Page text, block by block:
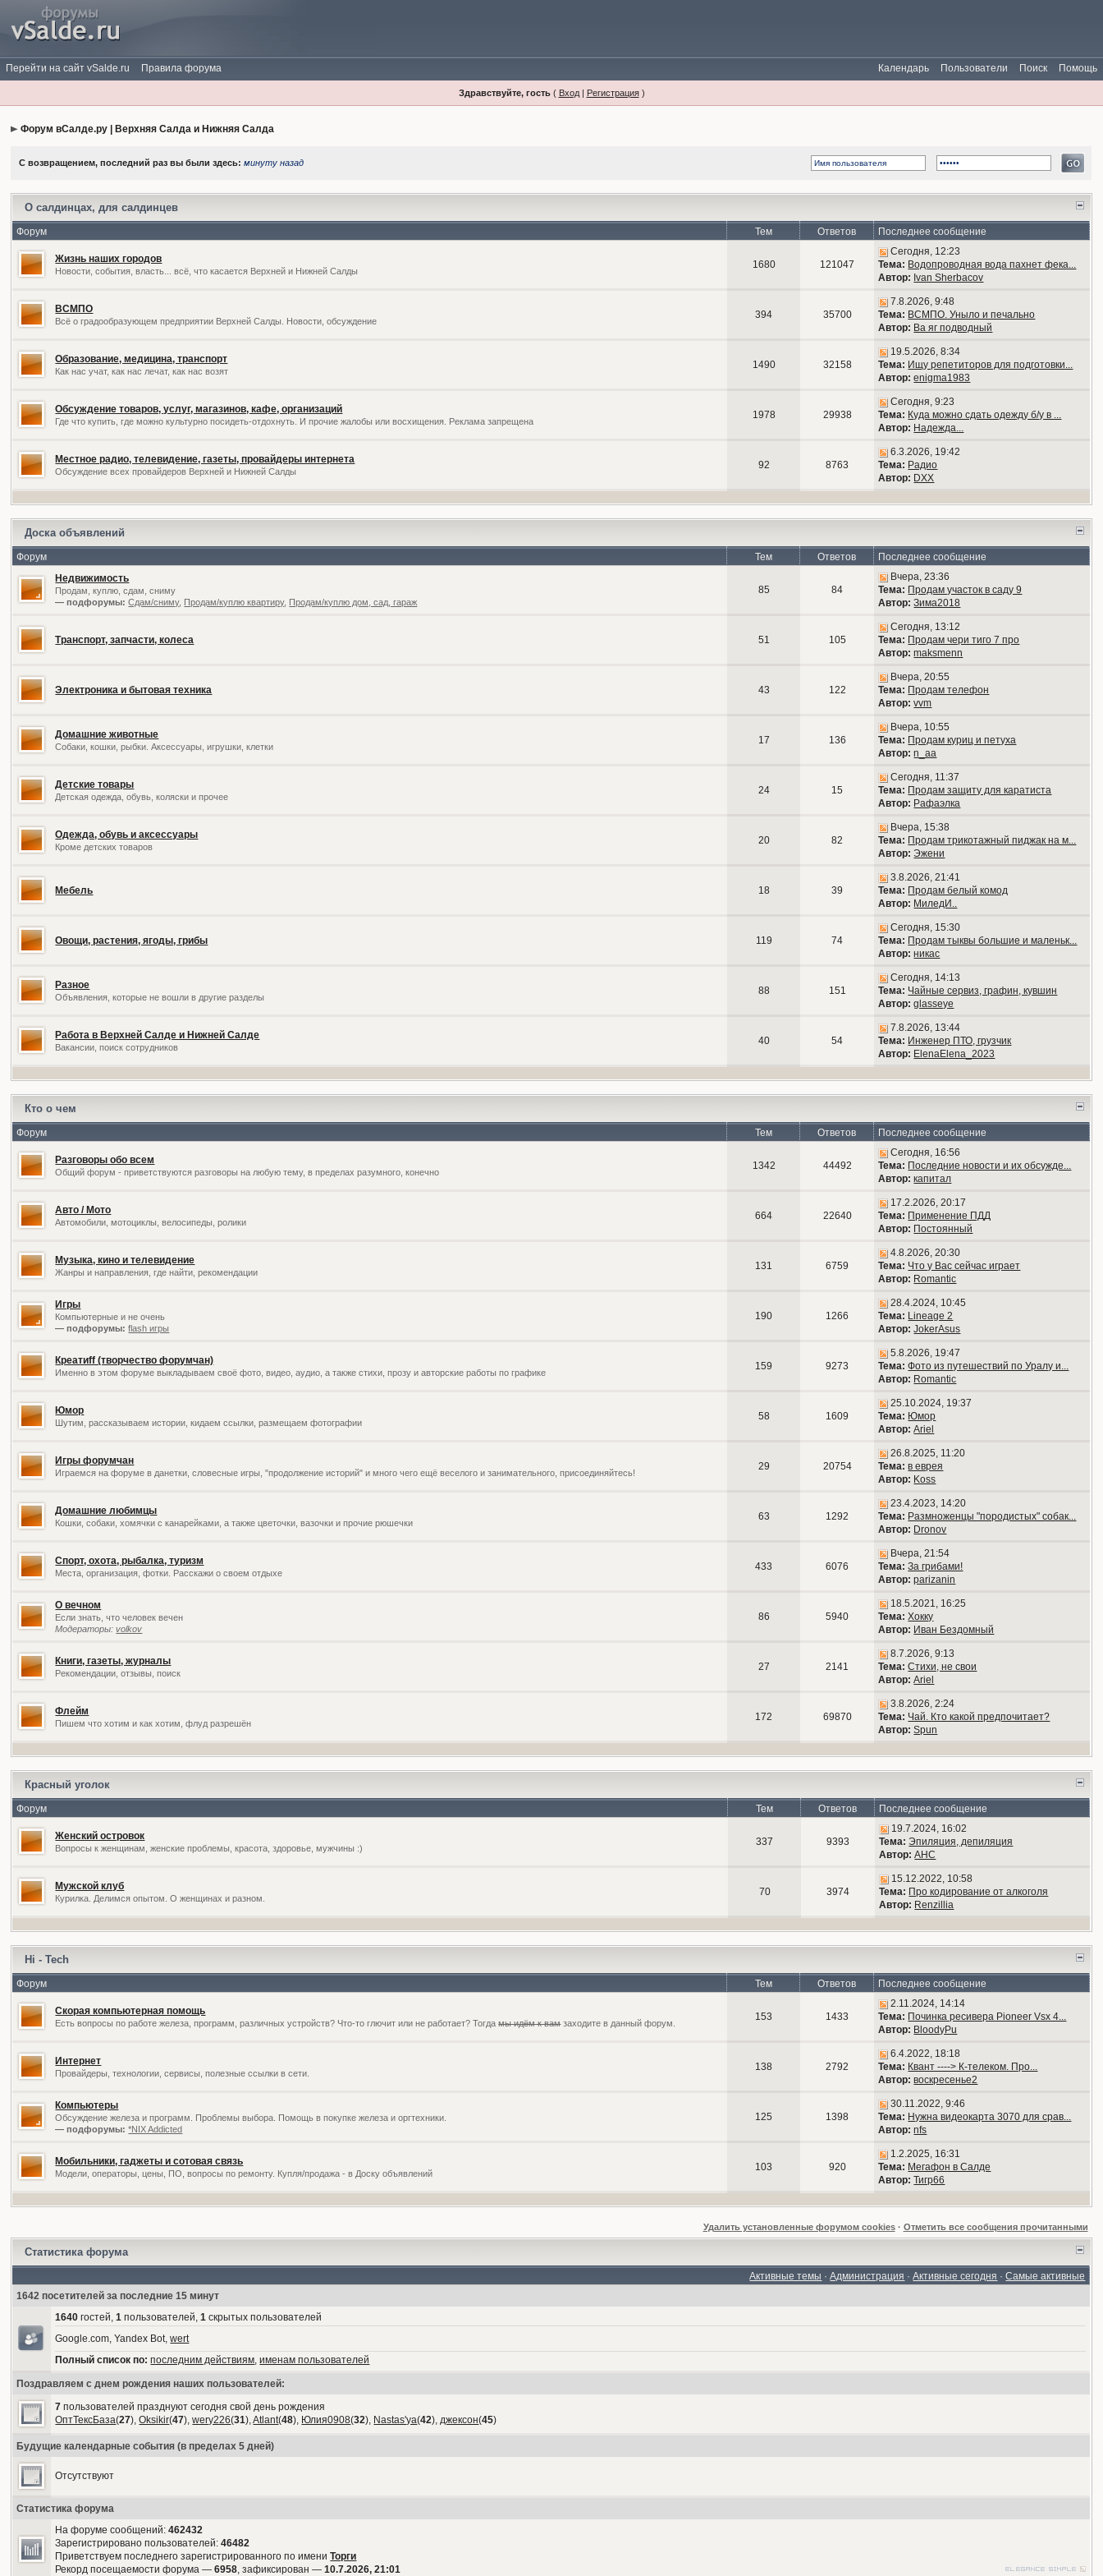
Перейти на сайт vSalde.ru Правила форума Помощь
Поиск
Пользователи
Календарь
Здравствуйте, гость( Вход| Регистрация)
Форум вСалде.ру | Верхняя Салда и Нижняя Салда
С возвращением, последний раз вы были здесь:минуту назад
О салдинцах, для салдинцев
Форум Тем Ответов Последнее сообщение
Жизнь наших городов
Новости, события, власть... всё, что касается Верхней и Нижней Салды
1680 121047
Сегодня, 12:23
Тема: Водопроводная вода пахнет фека...
Автор: Ivan Sherbacov
ВСМПО
Всё о градообразующем предприятии Верхней Салды. Новости, обсуждение
394 35700
7.8.2026, 9:48
Тема: ВСМПО. Уныло и печально
Автор: Ва яг подводный
Образование, медицина, транспорт
Как нас учат, как нас лечат, как нас возят
1490 32158
19.5.2026, 8:34
Тема: Ищу репетиторов для подготовки...
Автор: enigma1983
Обсуждение товаров, услуг, магазинов, кафе, организаций
Где что купить, где можно культурно посидеть-отдохнуть. И прочие жалобы или восхищения. Реклама запрещена
1978 29938
Сегодня, 9:23
Тема: Куда можно сдать одежду б/у в ...
Автор: Надежда...
Местное радио, телевидение, газеты, провайдеры интернета
Обсуждение всех провайдеров Верхней и Нижней Салды
92 8763
6.3.2026, 19:42
Тема: Радио
Автор: DXX
Доска объявлений
Форум Тем Ответов
Последнее сообщение
Недвижимость
Продам, куплю, сдам, сниму
— подфорумы: Сдам/сниму, Продам/куплю квартиру, Продам/куплю дом, сад, гараж
85 84
Вчера, 23:36
Тема: Продам участок в саду 9
Автор: Зима2018
Транспорт, запчасти, колеса 51 105
Сегодня, 13:12
Тема: Продам чери тиго 7 про
Автор: maksmenn
Электроника и бытовая техника 43 122
Вчера, 20:55
Тема: Продам телефон
Автор: vvm
Домашние животные
Собаки, кошки, рыбки. Аксессуары, игрушки, клетки
17 136
Вчера, 10:55
Тема: Продам куриц и петуха
Автор: n_aa
Детские товары
Детская одежда, обувь, коляски и прочее
24 15
Сегодня, 11:37
Тема: Продам защиту для каратиста
Автор: Рафаэлка
Одежда, обувь и аксессуары
Кроме детских товаров
20 82
Вчера, 15:38
Тема: Продам трикотажный пиджак на м...
Автор: Эжени
Мебель 18 39
3.8.2026, 21:41
Тема: Продам белый комод
Автор: МиледИ..
Овощи, растения, ягоды, грибы 119 74
Сегодня, 15:30
Тема: Продам тыквы большие и маленьк...
Автор: никас
Разное
Объявления, которые не вошли в другие разделы
88 151
Сегодня, 14:13
Тема: Чайные сервиз, графин, кувшин
Автор: glasseye
Работа в Верхней Салде и Нижней Салде
Вакансии, поиск сотрудников
40 54
7.8.2026, 13:44
Тема: Инженер ПТО, грузчик
Автор: ElenaElena_2023
Кто о чем
Форум Тем Ответов Последнее сообщение
Разговоры обо всем
Общий форум - приветствуются разговоры на любую тему, в пределах разумного, конечно
1342 44492
Сегодня, 16:56
Тема: Последние новости и их обсужде...
Автор: капитал
Авто / Мото
Автомобили, мотоциклы, велосипеды, ролики
664 22640
17.2.2026, 20:17
Тема: Применение ПДД
Автор: Постоянный
Музыка, кино и телевидение
Жанры и направления, где найти, рекомендации
131 6759
4.8.2026, 20:30
Тема: Что у Вас сейчас играет
Автор: Romantic
Игры
Компьютерные и не очень
— подфорумы: flash игры
190 1266
28.4.2024, 10:45
Тема: Lineage 2
Автор: JokerAsus
Креатиff (творчество форумчан)
Именно в этом форуме выкладываем своё фото, видео, аудио, а также стихи, прозу и авторские работы по графике
159 9273
5.8.2026, 19:47
Тема: Фото из путешествий по Уралу и...
Автор: Romantic
Юмор
Шутим, рассказываем истории, кидаем ссылки, размещаем фотографии
58 1609
25.10.2024, 19:37
Тема: Юмор
Автор: Ariel
Игры форумчан
Играемся на форуме в данетки, словесные игры, "продолжение историй" и много чего ещё веселого и занимательного, присоединяйтесь!
29 20754
26.8.2025, 11:20
Тема: в еврея
Автор: Koss
Домашние любимцы
Кошки, собаки, хомячки с канарейками, а также цветочки, вазочки и прочие рюшечки
63 1292
23.4.2023, 14:20
Тема: Размноженцы "породистых" собак...
Автор: Dronov
Спорт, охота, рыбалка, туризм
Места, организация, фотки. Расскажи о своем отдыхе
433 6076
Вчера, 21:54
Тема: За грибами!
Автор: parizanin
О вечном
Если знать, что человек вечен
Модераторы:volkov
86 5940
18.5.2021, 16:25
Тема: Хокку
Автор: Иван Бездомный
Книги, газеты, журналы
Рекомендации, отзывы, поиск
27 2141
8.7.2026, 9:13
Тема: Стихи, не свои
Автор: Ariel
Флейм
Пишем что хотим и как хотим, флуд разрешён
172 69870
3.8.2026, 2:24
Тема: Чай. Кто какой предпочитает?
Автор: Spun
Красный уголок
Форум Тем Ответов Последнее сообщение
Женский островок
Вопросы к женщинам, женские проблемы, красота, здоровье, мужчины :)
337 9393
19.7.2024, 16:02
Тема: Эпиляция, депиляция
Автор: АНС
Мужской клуб
Курилка. Делимся опытом. О женщинах и разном.
70 3974
15.12.2022, 10:58
Тема: Про кодирование от алкоголя
Автор: Renzillia
Hi - Tech
Форум Тем Ответов Последнее сообщение
Скорая компьютерная помощь
Есть вопросы по работе железа, программ, различных устройств? Что-то глючит или не работает? Тогдамы идём к вамзаходите в данный форум.
153 1433
2.11.2024, 14:14
Тема: Починка ресивера Pioneer Vsx 4...
Автор: BloodyPu
Интернет
Провайдеры, технологии, сервисы, полезные ссылки в сети.
138 2792
6.4.2022, 18:18
Тема: Квант ----> К-телеком. Про...
Автор: воскресенье2
Компьютеры
Обсуждение железа и программ. Проблемы выбора. Помощь в покупке железа и оргтехники.
— подфорумы: *NIX Addicted
125 1398
30.11.2022, 9:46
Тема: Нужна видеокарта 3070 для срав...
Автор: nfs
Мобильники, гаджеты и сотовая связь
Модели, операторы, цены, ПО, вопросы по ремонту. Купля/продажа - в Доску объявлений
103 920
1.2.2025, 16:31
Тема: Мегафон в Салде
Автор: Тигр66
Удалить установленные форумом cookies· Отметить все сообщения прочитанными
Статистика форума
Активные темы ·Администрация ·Активные сегодня ·Самые активные
1642 посетителей за последние 15 минут
1640 гостей,1 пользователей,1 скрытых пользователей
Google.com, Yandex Bot,wert
Полный список по: последним действиям,именам пользователей
Поздравляем с днем рождения наших пользователей:
7 пользователей празднуют сегодня свой день рождения
ОптТексБаза(27),Oksikir(47),wery226(31),Atlant(48), Юлия0908(32), Nastas'ya(42),джексон(45)
Будущие календарные события (в пределах 5 дней)
Отсутствуют
Статистика форума
На форуме сообщений:462432
Зарегистрировано пользователей:46482
Приветствуем последнего зарегистрированного по имениТорги
Рекорд посещаемости форума —6958, зафиксирован —10.7.2026, 21:01